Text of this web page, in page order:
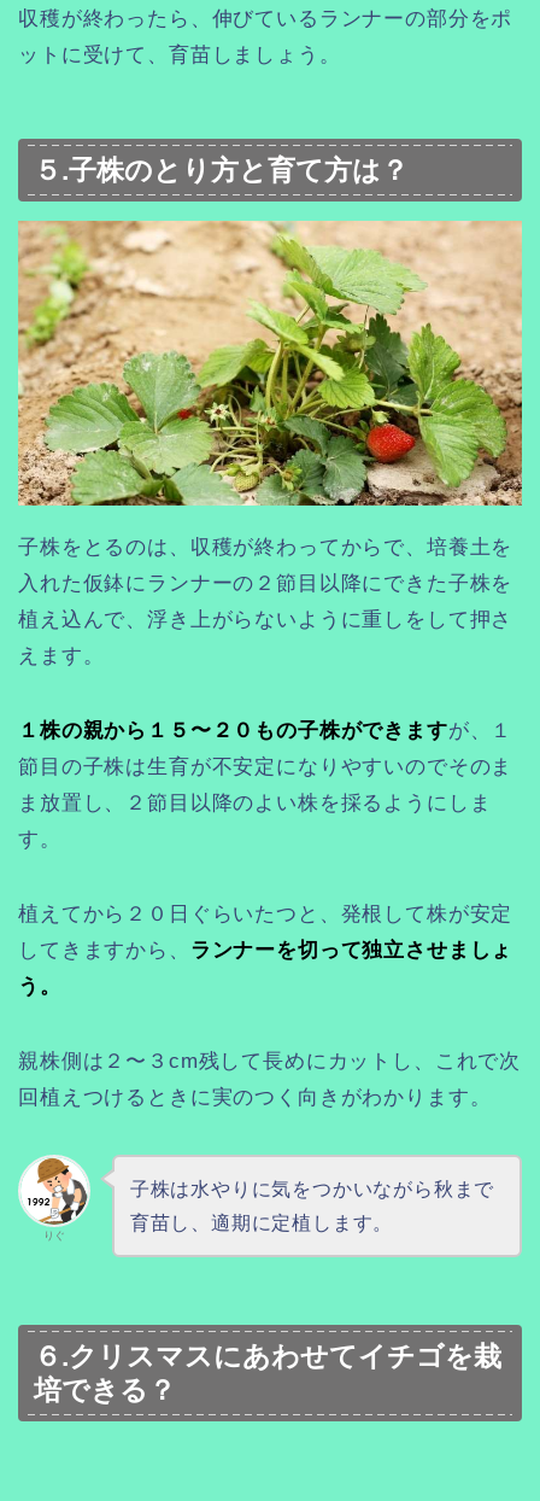
収穫が終わったら、伸びているランナーの部分をポ
ットに受けて、育苗しましょう。
５.子株のとり方と育て方は？
子株をとるのは、収穫が終わってからで、培養土を
入れた仮鉢にランナーの２節目以降にできた子株を
植え込んで、浮き上がらないように重しをして押さ
えます。
１株の親から１５〜２０もの子株ができますが、１
節目の子株は生育が不安定になりやすいのでそのま
ま放置し、２節目以降のよい株を採るようにしま
す。
植えてから２０日ぐらいたつと、発根して株が安定
してきますから、 ランナーを切って独立させましょ
う。
親株側は２〜３cm残して長めにカットし、これで次
回植えつけるときに実のつく向きがわかります。
りぐ
子株は水やりに気をつかいながら秋まで
育苗し、適期に定植します。
６.クリスマスにあわせてイチゴを栽
培できる？